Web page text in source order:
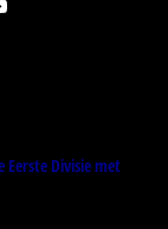
Eerste Divisie met